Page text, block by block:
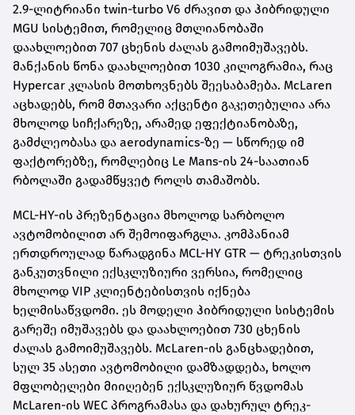
2.9-ლიტრიანი twin-turbo V6 ძრავით და ჰიბრიდული
MGU სისტემით, რომელიც მთლიანობაში
დაახლოებით 707 ცხენის ძალას გამოიმუშავებს.
მანქანის წონა დაახლოებით 1030 კილოგრამია, რაც
Hypercar კლასის მოთხოვნებს შეესაბამება. McLaren
აცხადებს, რომ მთავარი აქცენტი გაკეთებულია არა
მხოლოდ სიჩქარეზე, არამედ ეფექტიანობაზე,
გამძლეობასა და aerodynamics-ზე — სწორედ იმ
ფაქტორებზე, რომლებიც Le Mans-ის 24-საათიან
რბოლაში გადამწყვეტ როლს თამაშობს.
MCL-HY-ის პრეზენტაცია მხოლოდ სარბოლო
ავტომობილით არ შემოიფარგლა. კომპანიამ
ერთდროულად წარადგინა MCL-HY GTR — ტრეკისთვის
განკუთვნილი ექსკლუზიური ვერსია, რომელიც
მხოლოდ VIP კლიენტებისთვის იქნება
ხელმისაწვდომი. ეს მოდელი ჰიბრიდული სისტემის
გარეშე იმუშავებს და დაახლოებით 730 ცხენის
ძალას გამოიმუშავებს. McLaren-ის განცხადებით,
სულ 35 ასეთი ავტომობილი დამზადდება, ხოლო
მფლობელები მიიღებენ ექსკლუზიურ წვდომას
McLaren-ის WEC პროგრამასა და დახურულ ტრეკ-